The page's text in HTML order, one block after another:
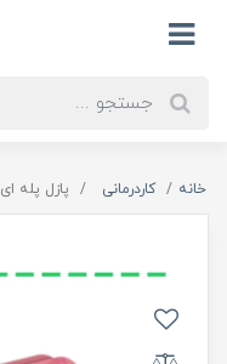
خانه کاردرمانی پازل پله ای ۴ طرح